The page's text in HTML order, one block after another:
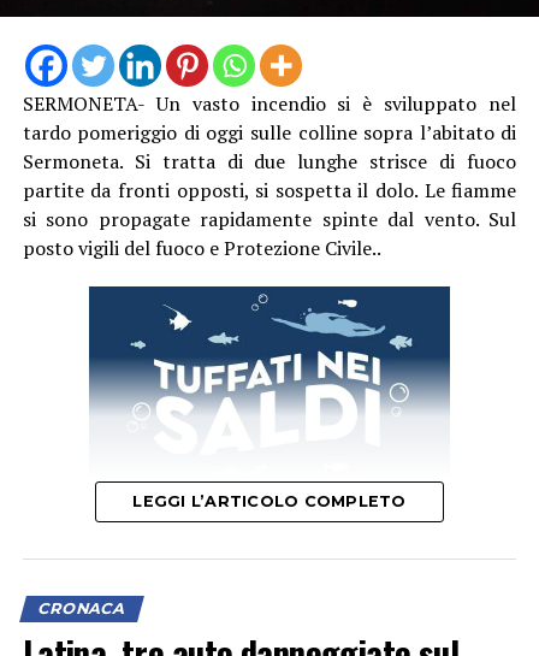
SERMONETA- Un vasto incendio si è sviluppato nel
tardo pomeriggio di oggi sulle colline sopra l’abitato di
Sermoneta. Si tratta di due lunghe strisce di fuoco
partite da fronti opposti, si sospetta il dolo. Le fiamme
si sono propagate rapidamente spinte dal vento. Sul
posto vigili del fuoco e Protezione Civile..
LEGGI L’ARTICOLO COMPLETO
CRONACA